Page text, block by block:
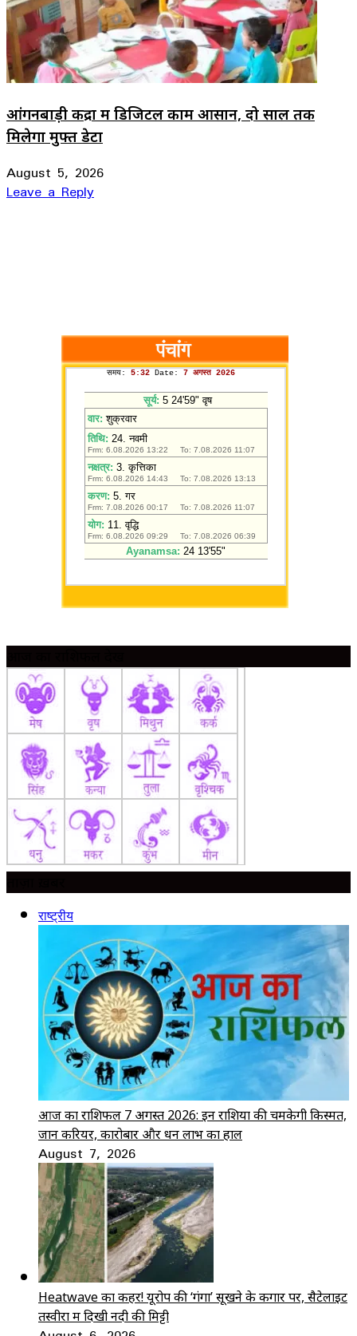
आंगनबाड़ी केंद्रों में डिजिटल काम आसान, दो साल तक
मिलेगा मुफ्त डेटा
August 5, 2026
Leave a Reply
राष्ट्रीय
आज का राशिफल 7 अगस्त 2026: इन राशियों की चमकेगी किस्मत,
जानें करियर, कारोबार और धन लाभ का हाल
August 7, 2026
Heatwave का कहर! यूरोप की ‘गंगा’ सूखने के कगार पर, सैटेलाइट
तस्वीरों में दिखी नदी की मिट्टी